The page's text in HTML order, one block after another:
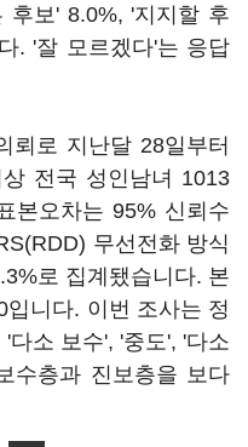
후보' 8.0%, '지지할 후
. '잘 모르겠다'는 응답
뢰로 지난달 28일부터
전국 성인남녀 1013
본오차는 95% 신뢰수
무선전화 방식
로 집계됐습니다. 본
니다. 이번 조사는 정
다소 보수', '중도', '다소
수층과 진보층을 보다